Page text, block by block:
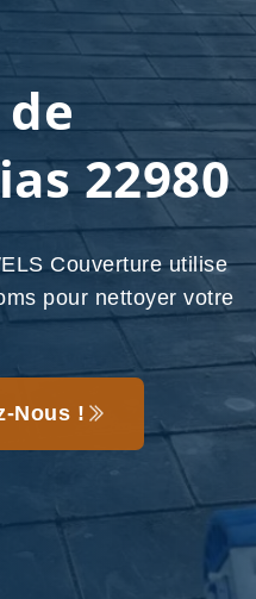
22980
Couverture utilise
pour nettoyer votre
Nous !